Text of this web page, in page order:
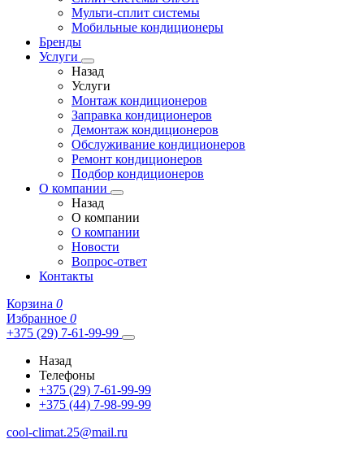
Мульти-сплит системы
Мобильные кондиционеры
Бренды
Услуги
Назад
Услуги
Монтаж кондиционеров
Заправка кондиционеров
Демонтаж кондиционеров
Обслуживание кондиционеров
Ремонт кондиционеров
Подбор кондиционеров
О компании
Назад
О компании
О компании
Новости
Вопрос-ответ
Контакты
Корзина 0
Избранное 0
+375 (29) 7-61-99-99
Назад
Телефоны
+375 (29) 7-61-99-99
+375 (44) 7-98-99-99
cool-climat.25@mail.ru